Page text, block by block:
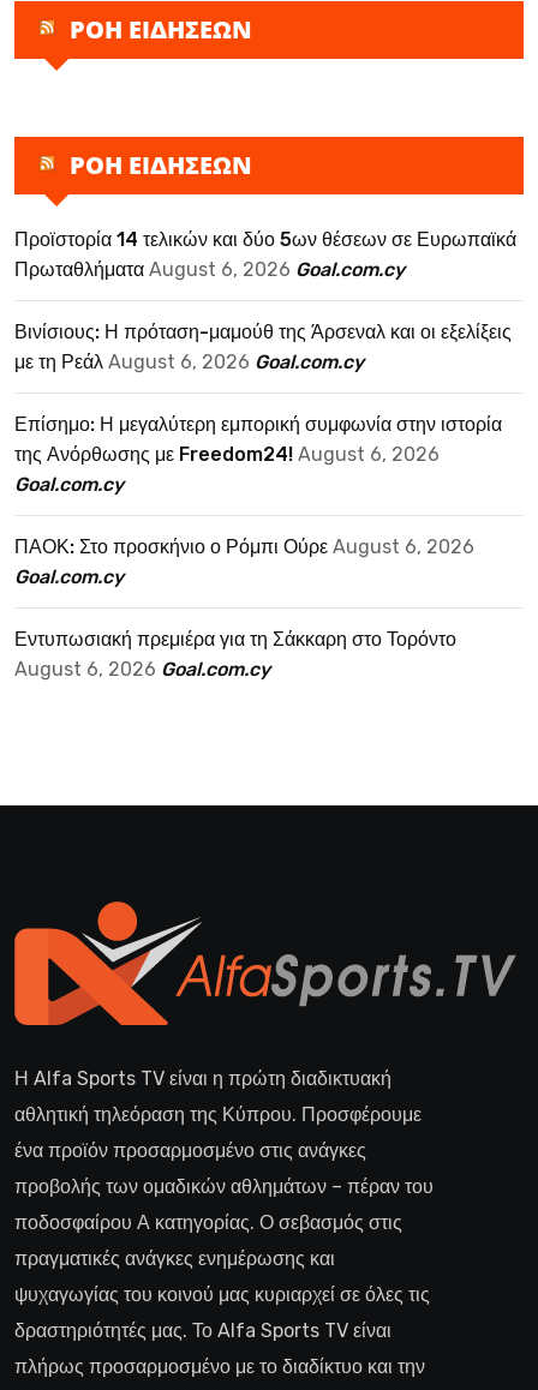
ΡΟΗ ΕΙΔΗΣΕΩΝ
ΡΟΗ ΕΙΔΗΣΕΩΝ
Προϊστορία 14 τελικών και δύο 5ων θέσεων σε Ευρωπαϊκά
Πρωταθλήματα August 6, 2026 Goal.com.cy
Βινίσιους: Η πρόταση-μαμούθ της Άρσεναλ και οι εξελίξεις
με τη Ρεάλ August 6, 2026 Goal.com.cy
Επίσημο: Η μεγαλύτερη εμπορική συμφωνία στην ιστορία
της Ανόρθωσης με Freedom24! August 6, 2026
Goal.com.cy
ΠΑΟΚ: Στο προσκήνιο ο Ρόμπι Ούρε August 6, 2026
Goal.com.cy
Εντυπωσιακή πρεμιέρα για τη Σάκκαρη στο Τορόντο
August 6, 2026 Goal.com.cy
Η Alfa Sports TV είναι η πρώτη διαδικτυακή
αθλητική τηλεόραση της Κύπρου. Προσφέρουμε
ένα προϊόν προσαρμοσμένο στις ανάγκες
προβολής των ομαδικών αθλημάτων – πέραν του
ποδοσφαίρου Α κατηγορίας. Ο σεβασμός στις
πραγματικές ανάγκες ενημέρωσης και
ψυχαγωγίας του κοινού μας κυριαρχεί σε όλες τις
δραστηριότητές μας. Το Alfa Sports TV είναι
πλήρως προσαρμοσμένο με το διαδίκτυο και την